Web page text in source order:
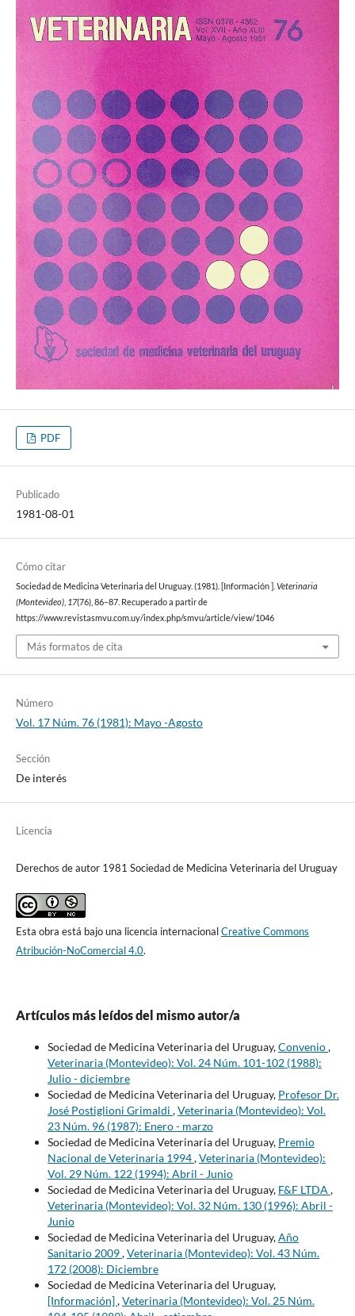
PDF
Publicado
1981-08-01
Cómo citar
Sociedad de Medicina Veterinaria del Uruguay. (1981). [Información ]. Veterinaria
(Montevideo), 17(76), 86–87. Recuperado a partir de
https://www.revistasmvu.com.uy/index.php/smvu/article/view/1046
Más formatos de cita
Número
Vol. 17 Núm. 76 (1981): Mayo -Agosto
Sección
De interés
Licencia
Derechos de autor 1981 Sociedad de Medicina Veterinaria del Uruguay
Esta obra está bajo una licencia internacionalCreative Commons
Atribución-NoComercial 4.0.
Artículos más leídos del mismo autor/a
Sociedad de Medicina Veterinaria del Uruguay,Convenio,
Veterinaria (Montevideo): Vol. 24 Núm. 101-102 (1988):
Julio - diciembre
Sociedad de Medicina Veterinaria del Uruguay, Profesor Dr.
José Postiglioni Grimaldi ,Veterinaria (Montevideo): Vol.
23 Núm. 96 (1987): Enero - marzo
Sociedad de Medicina Veterinaria del Uruguay, Premio
Nacional de Veterinaria 1994,Veterinaria (Montevideo):
Vol. 29 Núm. 122 (1994): Abril - Junio
Sociedad de Medicina Veterinaria del Uruguay, F&F LTDA ,
Veterinaria (Montevideo): Vol. 32 Núm. 130 (1996): Abril -
Junio
Sociedad de Medicina Veterinaria del Uruguay,Año
Sanitario 2009,Veterinaria (Montevideo): Vol. 43 Núm.
172 (2008): Diciembre
Sociedad de Medicina Veterinaria del Uruguay,
[Información],Veterinaria (Montevideo): Vol. 25 Núm.